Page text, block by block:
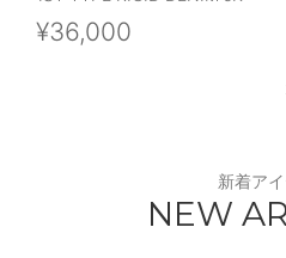
¥36,000
新着ア
NEW